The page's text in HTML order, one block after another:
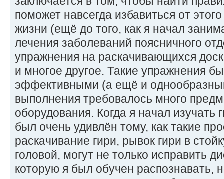
поможет навсегда избавиться от
жизни (ещё до того, как я начал
лечения заболеваний поясничного
упражнения на раскачивающихся
и многое другое. Такие упражнения
эффективными (а ещё и
выполнения требовалось много
оборудования. Когда я начал изучать
был очень удивлён тому, как такие
раскачивание гири, рывок гири в
головой, могут не только исправить
которую я был обучен распознавать,